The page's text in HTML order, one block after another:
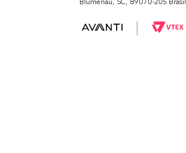
Blumenau, SC, 89070-205 Brasil